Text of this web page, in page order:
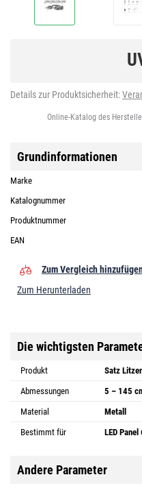
Details zur Produktsicherheit:
Online-Katalog des
Grundinformationen
Marke
Katalognummer
Produktnummer
EAN
Zum Vergleich
Zum Herunterladen
Die wichtigsten
Produkt
Satz
Abmessungen
5 – 145
Material
Metall
Bestimmt für
LED
Andere Parameter